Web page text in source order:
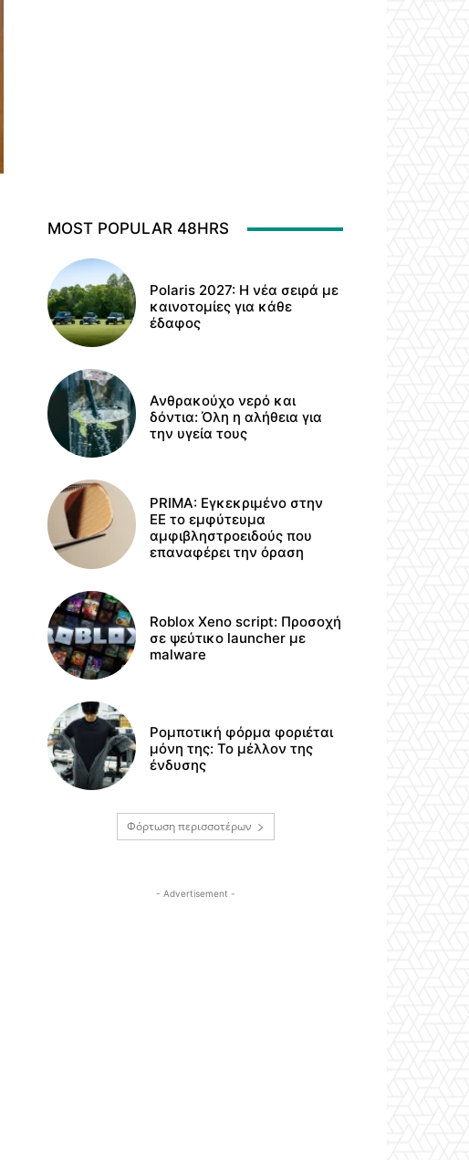
MOST POPULAR 48HRS
Polaris 2027: Η νέα σειρά με
καινοτομίες για κάθε
έδαφος
Ανθρακούχο νερό και
δόντια: Όλη η αλήθεια για
την υγεία τους
PRIMA: Εγκεκριμένο στην
ΕΕ το εμφύτευμα
αμφιβληστροειδούς που
επαναφέρει την όραση
Roblox Xeno script: Προσοχή
σε ψεύτικο launcher με
malware
Ρομποτική φόρμα φοριέται
μόνη της: Το μέλλον της
ένδυσης
Φόρτωση περισσοτέρων
- Advertisement -